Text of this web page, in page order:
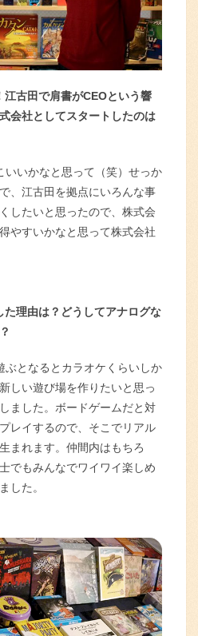
江古田で肩書がCEOという響
会社としてスタートしたのは
いいかなと思って（笑）せっか
、江古田を拠点にいろんな事
したいと思ったので、株式会
やすいかなと思って株式会社
た理由は？どうしてアナログな
ぶとなるとカラオケくらいしか
しい遊び場を作りたいと思っ
ました。ボードゲームだと対
レイするので、そこでリアル
まれます。仲間内はもちろ
でもみんなでワイワイ楽しめ
した。